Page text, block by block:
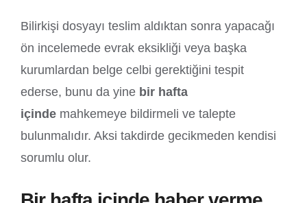
Bilirkişi dosyayı teslim aldıktan sonra yapacağı
ön incelemede evrak eksikliği veya başka
kurumlardan belge celbi gerektiğini tespit
ederse, bunu da yine bir hafta
içinde mahkemeye bildirmeli ve talepte
bulunmalıdır. Aksi takdirde gecikmeden kendisi
sorumlu olur.